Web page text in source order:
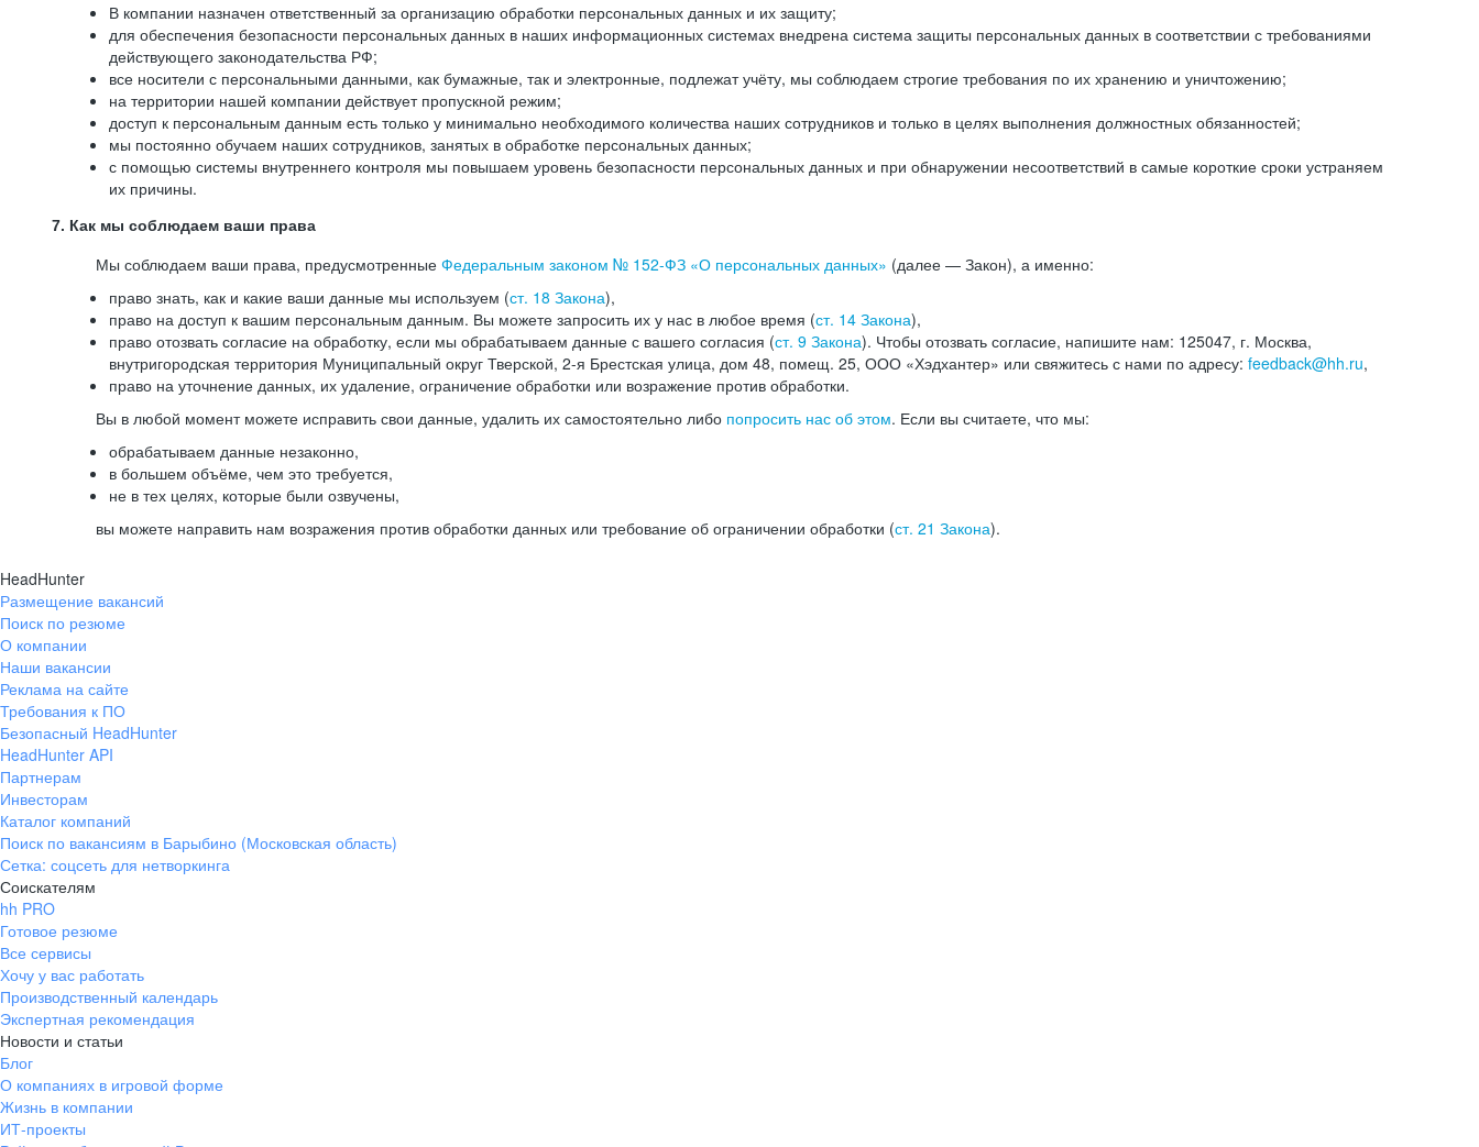
В компании назначен ответственный за организацию обработки персональных данных и их защиту;
для обеспечения безопасности персональных данных в наших информационных системах внедрена система защиты персональных данных в соответствии с требованиями
действующего законодательства РФ;
все носители с персональными данными, как бумажные, так и электронные, подлежат учёту, мы соблюдаем строгие требования по их хранению и уничтожению;
на территории нашей компании действует пропускной режим;
доступ к персональным данным есть только у минимально необходимого количества наших сотрудников и только в целях выполнения должностных обязанностей;
мы постоянно обучаем наших сотрудников, занятых в обработке персональных данных;
с помощью системы внутреннего контроля мы повышаем уровень безопасности персональных данных и при обнаружении несоответствий в самые короткие сроки устраняем
их причины.
7. Как мы соблюдаем ваши права
Мы соблюдаем ваши права, предусмотренные Федеральным законом № 152-ФЗ «О персональных данных» (далее — Закон), а именно:
право знать, как и какие ваши данные мы используем (ст. 18 Закона),
право на доступ к вашим персональным данным. Вы можете запросить их у нас в любое время (ст. 14 Закона),
право отозвать согласие на обработку, если мы обрабатываем данные с вашего согласия (ст. 9 Закона). Чтобы отозвать согласие, напишите нам: 125047, г. Москва,
внутригородская территория Муниципальный округ Тверской, 2-я Брестская улица, дом 48, помещ. 25, ООО «Хэдхантер» или свяжитесь с нами по адресу: feedback@hh.ru,
право на уточнение данных, их удаление, ограничение обработки или возражение против обработки.
Вы в любой момент можете исправить свои данные, удалить их самостоятельно либо попросить нас об этом. Если вы считаете, что мы:
обрабатываем данные незаконно,
в большем объёме, чем это требуется,
не в тех целях, которые были озвучены,
вы можете направить нам возражения против обработки данных или требование об ограничении обработки (ст. 21 Закона).
HeadHunter
Размещение вакансий
Поиск по резюме
О компании
Наши вакансии
Реклама на сайте
Требования к ПО
Безопасный HeadHunter
HeadHunter API
Партнерам
Инвесторам
Каталог компаний
Поиск по вакансиям в Барыбино (Московская область)
Сетка: соцсеть для нетворкинга
Соискателям
hh PRO
Готовое резюме
Все сервисы
Хочу у вас работать
Производственный календарь
Экспертная рекомендация
Новости и статьи
Блог
О компаниях в игровой форме
Жизнь в компании
ИТ-проекты